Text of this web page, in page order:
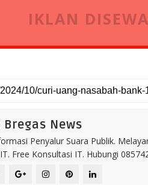
IKLAN
News
Penyalur Suara Publik.
Free Konsultasi IT. Hubungi